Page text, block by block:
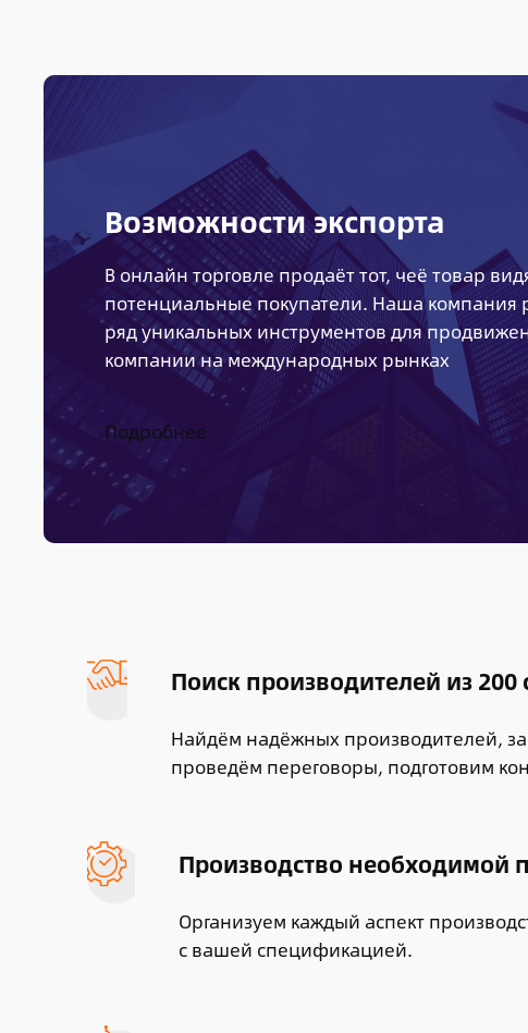
Возможности экспорта
В онлайн торговле продаёт тот, чеё товар
потенциальные покупатели. Наша компания
ряд уникальных инструментов для
компании на международных рынках
Подробнее
Поиск производителей из 200
Найдём надёжных производителей,
проведём переговоры, подготовим
Производство необходимой
Организуем каждый аспект
с вашей спецификацией.